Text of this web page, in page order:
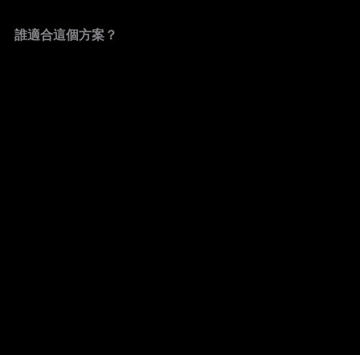
誰適合這個方案？